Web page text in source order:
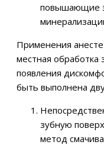
повышающие
Применения
местная обработка
появления
быть выполнена
зубную
метод